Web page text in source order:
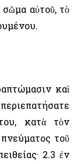
σῶμα αὐτοῦ, τὸ
καὶ
κατὰ τὸν
τοῦ
2.3 ἐν